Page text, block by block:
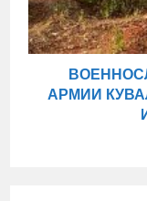
АРМИИ